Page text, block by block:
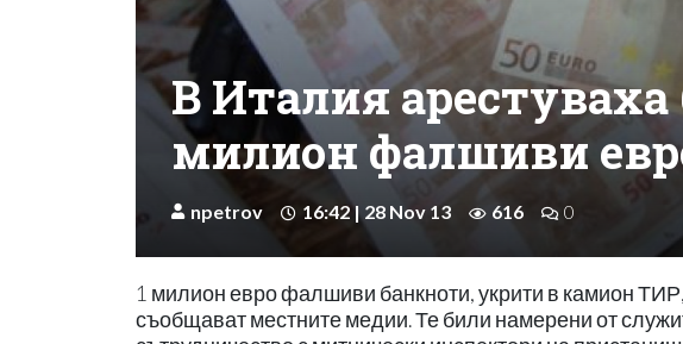
В Италия арестуваха
милион фалшиви
npetrov 16:42 | 28 Nov 13 616 0
1 милион евро фалшиви банкноти, укрити в камион
съобщават местните медии. Те били намерени от